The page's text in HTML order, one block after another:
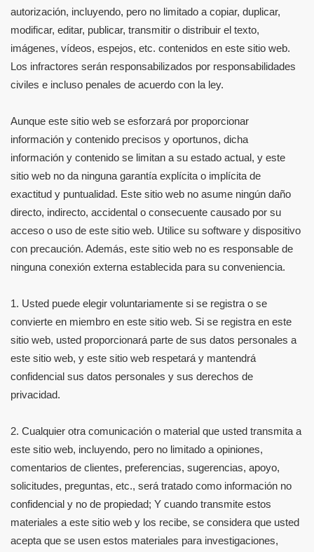
autorización, incluyendo, pero no limitado a copiar, duplicar,
modificar, editar, publicar, transmitir o distribuir el texto,
imágenes, vídeos, espejos, etc. contenidos en este sitio web.
Los infractores serán responsabilizados por responsabilidades
civiles e incluso penales de acuerdo con la ley.
Aunque este sitio web se esforzará por proporcionar
información y contenido precisos y oportunos, dicha
información y contenido se limitan a su estado actual, y este
sitio web no da ninguna garantía explícita o implícita de
exactitud y puntualidad. Este sitio web no asume ningún daño
directo, indirecto, accidental o consecuente causado por su
acceso o uso de este sitio web. Utilice su software y dispositivo
con precaución. Además, este sitio web no es responsable de
ninguna conexión externa establecida para su conveniencia.
1. Usted puede elegir voluntariamente si se registra o se
convierte en miembro en este sitio web. Si se registra en este
sitio web, usted proporcionará parte de sus datos personales a
este sitio web, y este sitio web respetará y mantendrá
confidencial sus datos personales y sus derechos de
privacidad.
2. Cualquier otra comunicación o material que usted transmita a
este sitio web, incluyendo, pero no limitado a opiniones,
comentarios de clientes, preferencias, sugerencias, apoyo,
solicitudes, preguntas, etc., será tratado como información no
confidencial y no de propiedad; Y cuando transmite estos
materiales a este sitio web y los recibe, se considera que usted
acepta que se usen estos materiales para investigaciones,